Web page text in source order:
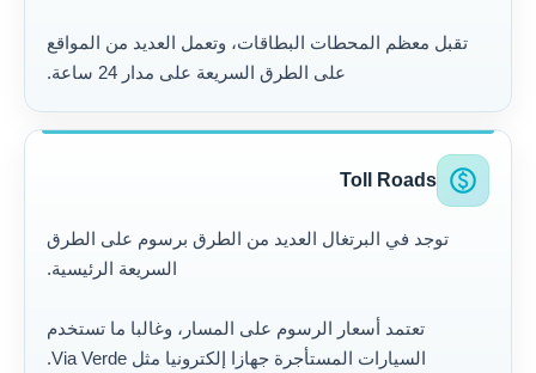
تقبل معظم المحطات البطاقات، وتعمل العديد من المواقع
على الطرق السريعة على مدار 24 ساعة.
paid
Toll Roads
توجد في البرتغال العديد من الطرق برسوم على الطرق
السريعة الرئيسية.
تعتمد أسعار الرسوم على المسار، وغالبا ما تستخدم
السيارات المستأجرة جهازا إلكترونيا مثل Via Verde.